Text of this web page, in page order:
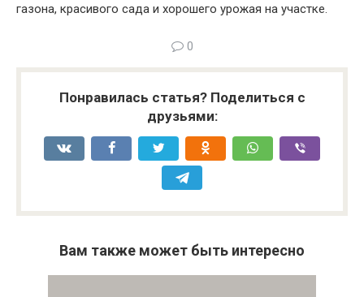
газона, красивого сада и хорошего урожая на участке.
0
Понравилась статья? Поделиться с
друзьями:
Вам также может быть интересно